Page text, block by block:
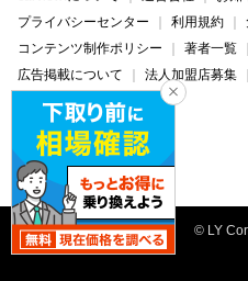
プライバシーセンター
利用規約
コンテンツ制作ポリシー
著者一覧
広告掲載について
法人加盟店募集
ヘルプ・お問い合わせ
carview! Yahoo! JAPAN
© LY